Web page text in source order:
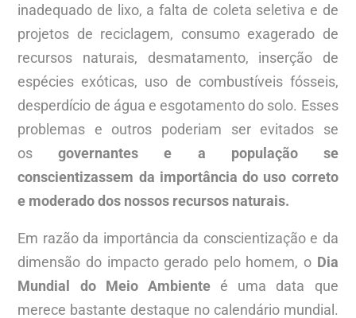
inadequado de lixo, a falta de coleta seletiva e de
projetos de reciclagem, consumo exagerado de
recursos naturais, desmatamento, inserção de
espécies exóticas, uso de combustíveis fósseis,
desperdício de água e esgotamento do solo. Esses
problemas e outros poderiam ser evitados se
osgovernantes e a população se
conscientizassem da importância do uso correto
e moderado dos nossos recursos naturais.
Em razão da importância da conscientização e da
dimensão do impacto gerado pelo homem, o Dia
Mundial do Meio Ambienteé uma data que
merece bastante destaque no calendário mundial.